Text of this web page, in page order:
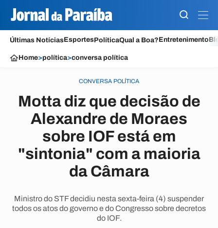
Últimas NotíciasEsportesPolíticaQual a Boa?Entretenimento
Home>política>conversa política
CONVERSA POLÍTICA
Motta diz que decisão de
Alexandre de Moraes
sobre IOF está em
"sintonia" com a maioria
da Câmara
Ministro do STF decidiu nesta sexta-feira (4) suspender
todos os atos do governo e do Congresso sobre decretos
do IOF.